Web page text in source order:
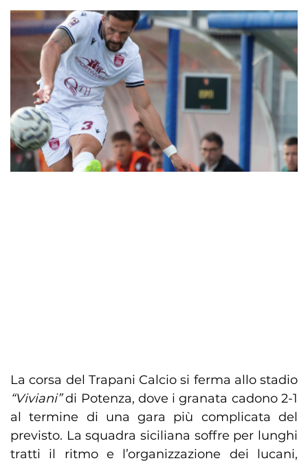
La corsa del Trapani Calcio si ferma allo stadio
“Viviani”di Potenza, dove i granata cadono 2-1
al termine di una gara più complicata del
previsto. La squadra siciliana soffre per lunghi
tratti il ritmo e l’organizzazione dei lucani,